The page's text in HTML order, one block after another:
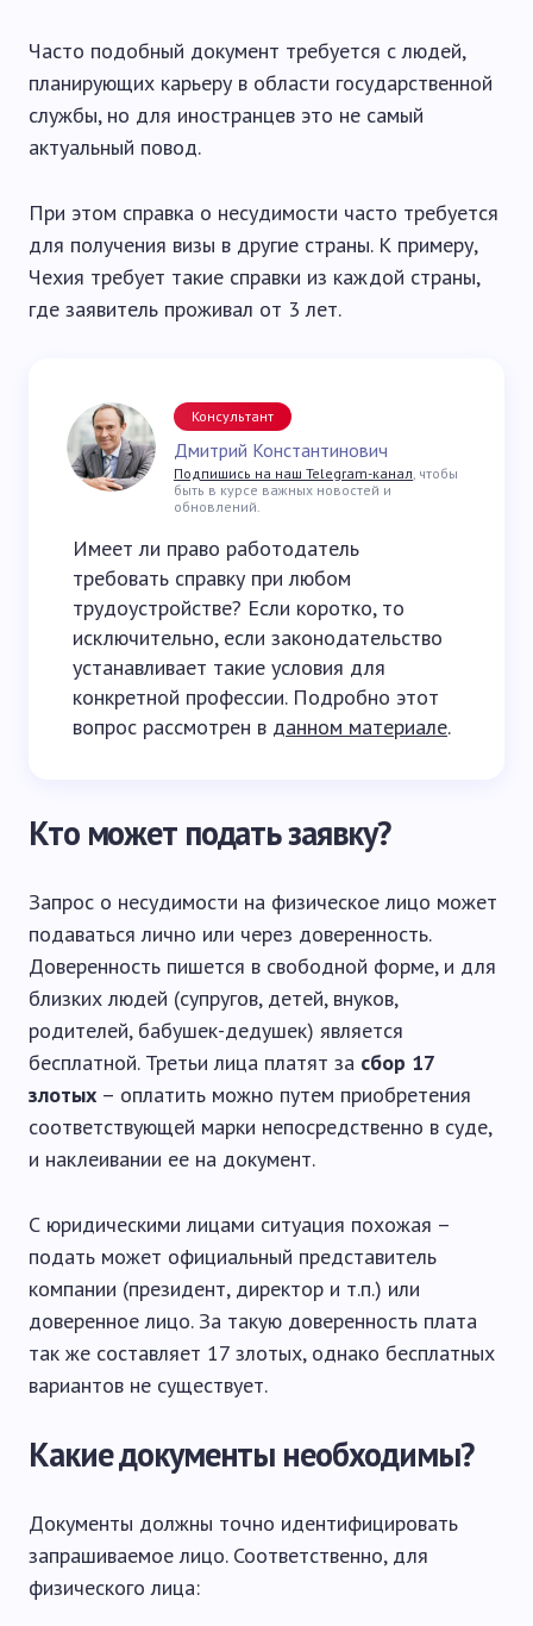
Часто подобный документ требуется с людей,
планирующих карьеру в области государственной
службы, но для иностранцев это не самый
актуальный повод.
При этом справка о несудимости часто требуется
для получения визы в другие страны. К примеру,
Чехия требует такие справки из каждой страны,
где заявитель проживал от 3 лет.
Консультант
Дмитрий Константинович
Подпишись на наш Telegram-канал , чтобы
быть в курсе важных новостей и
обновлений.
Имеет ли право работодатель
требовать справку при любом
трудоустройстве? Если коротко, то
исключительно, если законодательство
устанавливает такие условия для
конкретной профессии. Подробно этот
вопрос рассмотрен в данном материале.
Кто может подать заявку?
Запрос о несудимости на физическое лицо может
подаваться лично или через доверенность.
Доверенность пишется в свободной форме, и для
близких людей (супругов, детей, внуков,
родителей, бабушек-дедушек) является
бесплатной. Третьи лица платят за сбор 17
злотых – оплатить можно путем приобретения
соответствующей марки непосредственно в суде,
и наклеивании ее на документ.
С юридическими лицами ситуация похожая –
подать может официальный представитель
компании (президент, директор и т.п.) или
доверенное лицо. За такую доверенность плата
так же составляет 17 злотых, однако бесплатных
вариантов не существует.
Какие документы необходимы?
Документы должны точно идентифицировать
запрашиваемое лицо. Соответственно, для
физического лица: